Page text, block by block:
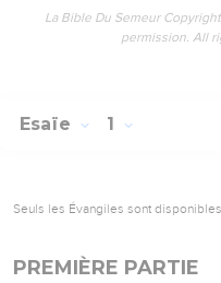
La Bible Du Semeur
permission. All
Esaïe 1
Seuls les Évangiles sont
PREMIÈRE PARTIE